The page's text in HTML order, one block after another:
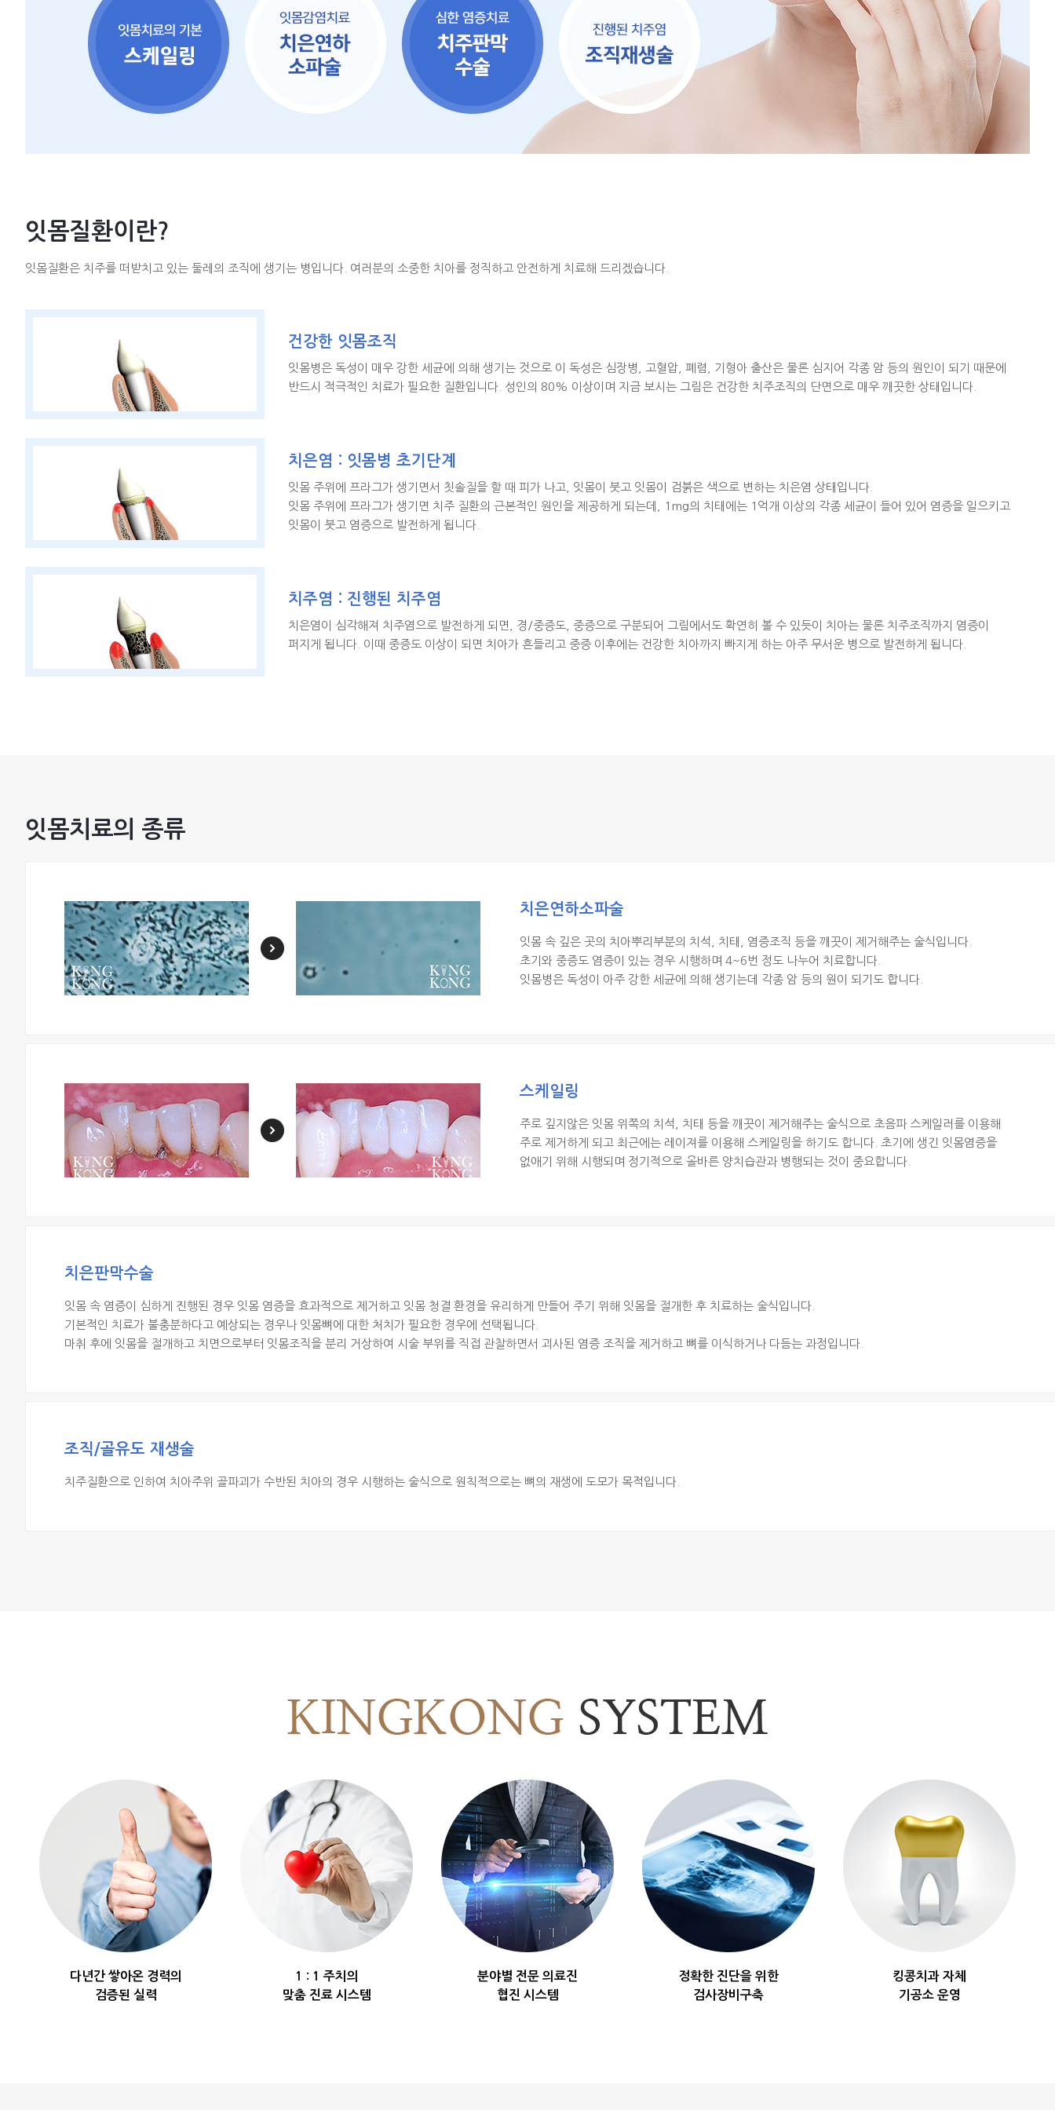
잇몸질환이란?
잇몸질환은 치주를 떠받치고 있는 둘레의 조직에 생기는 병입니다. 여러분의 소중한 치아를 정직하고 안전하게 치료해 드리겠습니다.
건강한 잇몸조직
잇몸병은 독성이 매우 강한 세균에 의해 생기는 것으로 이 독성은 심장병, 고혈압, 폐렴, 기형아 출산은 물론 심지어 각종 암 등의 원인이 되기 때문에
반드시 적극적인 치료가 필요한 질환입니다. 성인의 80% 이상이며 지금 보시는 그림은 건강한 치주조직의 단면으로 매우 깨끗한 상태입니다.
치은염 : 잇몸병 초기단계
잇몸 주위에 프라그가 생기면서 칫솔질을 할 때 피가 나고, 잇몸이 붓고 잇몸이 검붉은 색으로 변하는 치은염 상태입니다.
잇몸 주위에 프라그가 생기면 치주 질환의 근본적인 원인을 제공하게 되는데, 1mg의 치태에는 1억개 이상의 각종 세균이 들어 있어 염증을 일으키고
잇몸이 붓고 염증으로 발전하게 됩니다.
치주염 : 진행된 치주염
치은염이 심각해져 치주염으로 발전하게 되면, 경/중증도, 중증으로 구분되어 그림에서도 확연히 볼 수 있듯이 치아는 물론 치주조직까지 염증이
퍼지게 됩니다. 이때 중증도 이상이 되면 치아가 흔들리고 중증 이후에는 건강한 치아까지 빠지게 하는 아주 무서운 병으로 발전하게 됩니다.
잇몸치료의 종류
치은연하소파술
잇몸 속 깊은 곳의 치아뿌리부분의 치석, 치태, 염증조직 등을 깨끗이 제거해주는 술식입니다.
초기와 중증도 염증이 있는 경우 시행하며 4~6번 정도 나누어 치료합니다.
잇몸병은 독성이 아주 강한 세균에 의해 생기는데 각종 암 등의 원이 되기도 합니다.
스케일링
주로 깊지않은 잇몸 위쪽의 치석, 치태 등을 깨끗이 제거해주는 술식으로 초음파 스케일러를 이용해
주로 제거하게 되고 최근에는 레이져를 이용해 스케일링을 하기도 합니다. 초기에 생긴 잇몸염증을
없애기 위해 시행되며 정기적으로 올바른 양치습관과 병행되는 것이 중요합니다.
치은판막수술
잇몸 속 염증이 심하게 진행된 경우 잇몸 염증을 효과적으로 제거하고 잇몸 청결 환경을 유리하게 만들어 주기 위해 잇몸을 절개한 후 치료하는 술식입니다.
기본적인 치료가 불충분하다고 예상되는 경우나 잇몸뼈에 대한 처치가 필요한 경우에 선택됩니다.
마취 후에 잇몸을 절개하고 치면으로부터 잇몸조직을 분리 거상하여 시술 부위를 직접 관찰하면서 괴사된 염증 조직을 제거하고 뼈를 이식하거나 다듬는 과정입니다.
조직/골유도 재생술
치주질환으로 인하여 치아주위 골파괴가 수반된 치아의 경우 시행하는 술식으로 원칙적으로는 뼈의 재생에 도모가 목적입니다.
다년간 쌓아온 경력의
검증된 실력
1 : 1 주치의
맞춤 진료 시스템
분야별 전문 의료진
협진 시스템
정확한 진단을 위한
검사장비구축
킹콩치과 자체
기공소 운영